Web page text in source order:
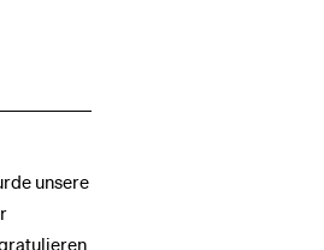
unsere